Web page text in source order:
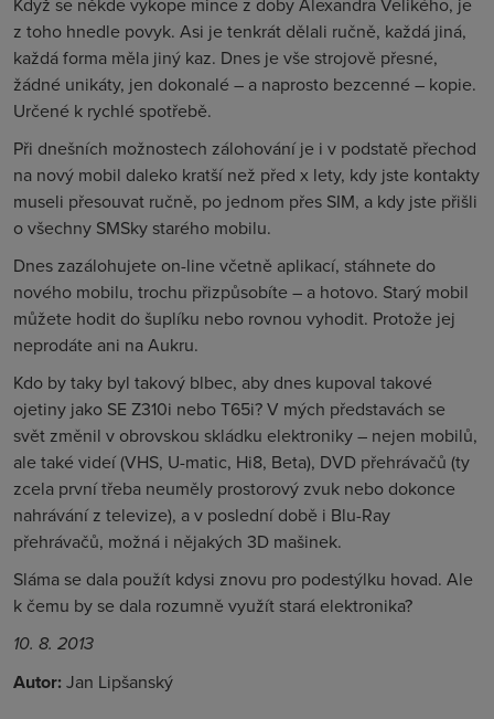
z toho hnedle povyk. Asi je tenkrát dělali ručně, každá jiná,
každá forma měla jiný kaz. Dnes je vše strojově přesné,
žádné unikáty, jen dokonalé – a naprosto bezcenné – kopie.
Určené k rychlé spotřebě.
Při dnešních možnostech zálohování je i v podstatě přechod
na nový mobil daleko kratší než před x lety, kdy jste kontakty
museli přesouvat ručně, po jednom přes SIM, a kdy jste přišli
o všechny SMSky starého mobilu.
Dnes zazálohujete on-line včetně aplikací, stáhnete do
nového mobilu, trochu přizpůsobíte – a hotovo. Starý mobil
můžete hodit do šuplíku nebo rovnou vyhodit. Protože jej
neprodáte ani na Aukru.
Kdo by taky byl takový blbec, aby dnes kupoval takové
ojetiny jako SE Z310i nebo T65i? V mých představách se
svět změnil v obrovskou skládku elektroniky – nejen mobilů,
ale také videí (VHS, U-matic, Hi8, Beta), DVD přehrávačů (ty
zcela první třeba neuměly prostorový zvuk nebo dokonce
nahrávání z televize), a v poslední době i Blu-Ray
přehrávačů, možná i nějakých 3D mašinek.
Sláma se dala použít kdysi znovu pro podestýlku hovad. Ale
k čemu by se dala rozumně využít stará elektronika?
10. 8. 2013
Autor: Jan Lipšanský